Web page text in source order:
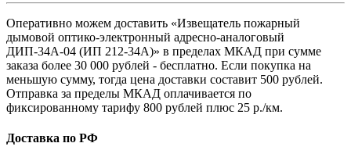
Оперативно можем доставить «Извещатель пожарный
дымовой оптико-электронный адресно-аналоговый
ДИП-34А-04 (ИП 212-34А)» в пределах МКАД при сумме
заказа более 30 000 рублей - бесплатно. Если покупка на
меньшую сумму, тогда цена доставки составит 500 рублей.
Отправка за пределы МКАД оплачивается по
фиксированному тарифу 800 рублей плюс 25 р./км.
Доставка по РФ